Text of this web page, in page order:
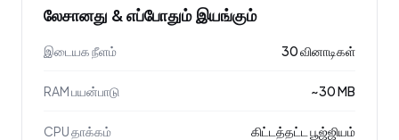
லேசானது & எப்போதும் இயங்கும்
இடையக நீளம் 30 வினாடிகள்
RAM பயன்பாடு ~30 MB
CPU தாக்கம் கிட்டத்தட்ட பூஜ்ஜியம்